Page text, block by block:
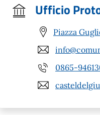
Ufficio
Piazza
0865-